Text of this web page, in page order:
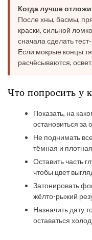
Когда лучше
После хны, басмы,
краски, сильной
сначала сделать
Если мокрые концы
расчёсываются,
Что попросить у
Показать, на
остановиться за
Не поднимать
тёмная и
Оставить часть
чтобы цвет
Затонировать
жёлто-рыжий
Назначить дату
оставаться